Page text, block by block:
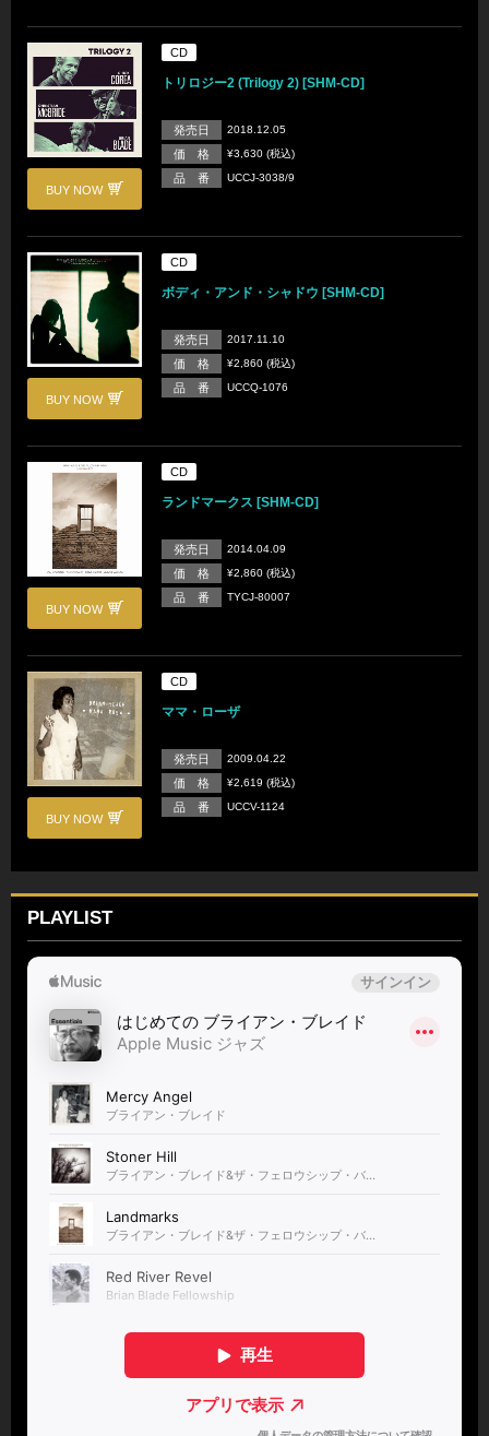
BUY NOW
CD
トリロジー2 (Trilogy 2) [SHM-CD]
発売日 2018.12.05
価 格 ¥3,630 (税込)
品 番 UCCJ-3038/9
BUY NOW
CD
ボディ・アンド・シャドウ [SHM-CD]
発売日 2017.11.10
価 格 ¥2,860 (税込)
品 番 UCCQ-1076
BUY NOW
CD
ランドマークス [SHM-CD]
発売日 2014.04.09
価 格 ¥2,860 (税込)
品 番 TYCJ-80007
BUY NOW
CD
ママ・ローザ
発売日 2009.04.22
価 格 ¥2,619 (税込)
品 番 UCCV-1124
PLAYLIST